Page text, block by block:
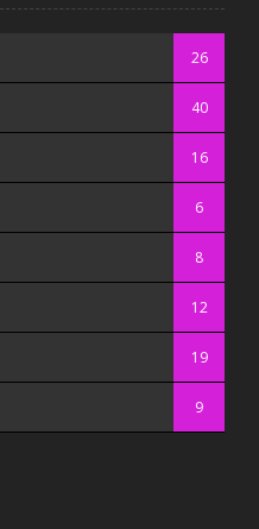
26
40
16
6
8
12
19
9